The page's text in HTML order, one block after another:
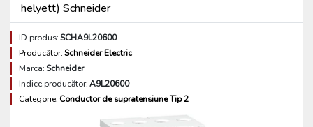
helyett) Schneider
ID produs:SCHA9L20600
Producător:Schneider Electric
Marca:Schneider
Indice producător:A9L20600
Categorie: Conductor de supratensiune Tip 2